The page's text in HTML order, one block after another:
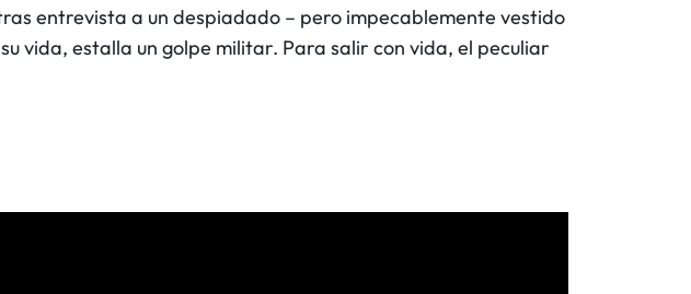
entrevista a un despiadado – pero impecablemente vestido
vida, estalla un golpe militar. Para salir con vida, el peculiar